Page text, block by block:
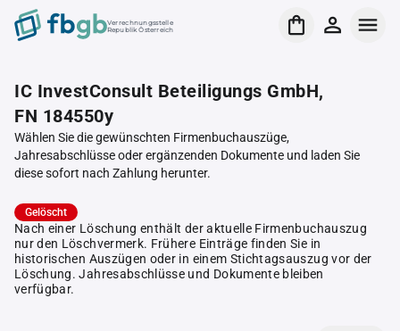
Verrechnungsstelle
Republik Österreich
IC InvestConsult Beteiligungs GmbH,
FN 184550y
Wählen Sie die gewünschten Firmenbuchauszüge,
Jahresabschlüsse oder ergänzenden Dokumente und laden Sie
diese sofort nach Zahlung herunter.
Gelöscht
Nach einer Löschung enthält der aktuelle Firmenbuchauszug
nur den Löschvermerk. Frühere Einträge finden Sie in
historischen Auszügen oder in einem Stichtagsauszug vor der
Löschung. Jahresabschlüsse und Dokumente bleiben
verfügbar.